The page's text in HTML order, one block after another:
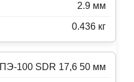
2.9 мм
0.436 кг
ПЭ-100 SDR 17,6 50 мм